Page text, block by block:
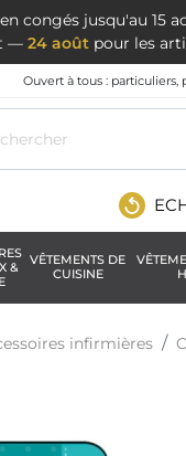
congés jusqu'au 15
— 24 août pour les
Ouvert à tous :
&
VÊTEMENTS DE
CUISINE
infirmières